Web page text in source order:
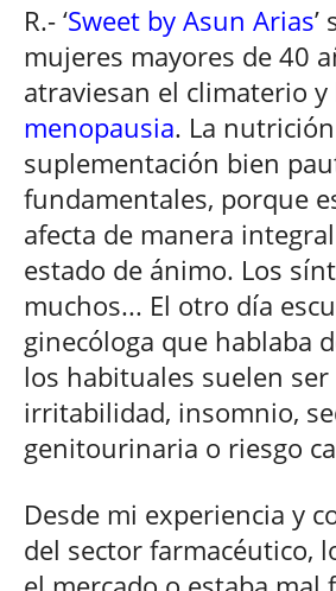
R.- ‘Sweet by Asun Arias’
mujeres mayores de 40
atraviesan el climaterio y
menopausia. La
suplementación bien
fundamentales, porque
afecta de manera
estado de ánimo. Los
muchos... El otro día
ginecóloga que hablaba
los habituales suelen ser
irritabilidad, insomnio,
genitourinaria o riesgo
Desde mi experiencia y
del sector farmacéutico,